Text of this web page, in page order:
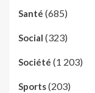
Santé (685)
Social (323)
Société (1 203)
Sports(203)